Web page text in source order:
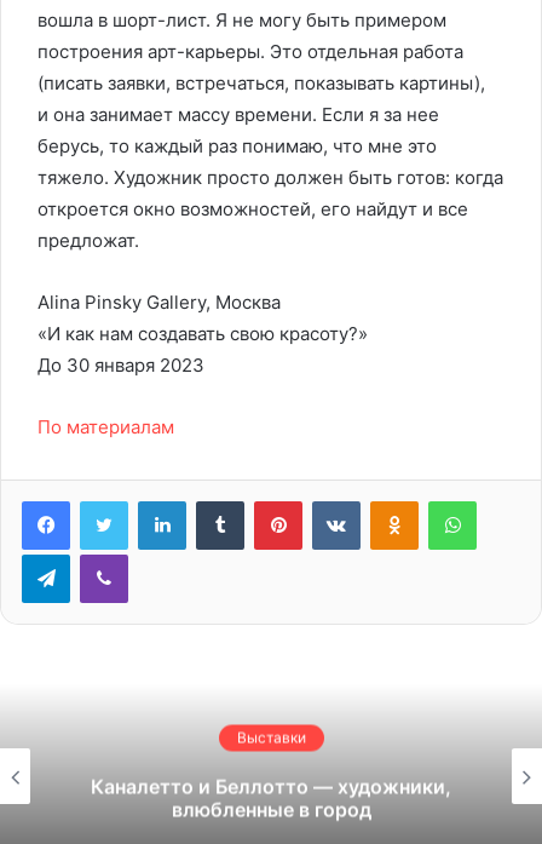
вошла в шорт-лист. Я не могу быть примером
построения арт-карьеры. Это отдельная работа
(писать заявки, встречаться, показывать картины),
и она занимает массу времени. Если я за нее
берусь, то каждый раз понимаю, что мне это
тяжело. Художник просто должен быть готов: когда
откроется окно возможностей, его найдут и все
предложат.
Alina Pinsky Gallery, Москва
«И как нам создавать свою красоту?»
До 30 января 2023
По материалам
LinkedInTumblr PinterestВконтактеОдноклассники
TelegramViber
Выставки
Каналетто и Беллотто — художники,
влюбленные в город